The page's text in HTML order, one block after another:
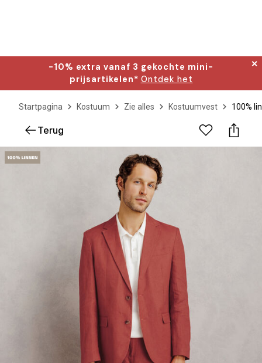
-10% extra vanaf 3 gekochte mini-
prijsartikelen* Ontdek het
✕
Startpagina Kostuum Zie alles Kostuumvest 100%
Terug